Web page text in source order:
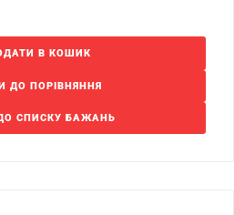
В КОШИК
ДО ПОРІВНЯННЯ
СПИСКУ БАЖАНЬ